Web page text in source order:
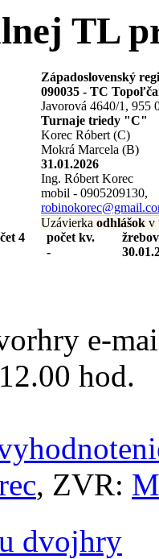
TL
Západoslovenský
090035 - TC
Javorová 4640/1, 955
Turnaje triedy "C"
Korec Róbert (C)
Mokrá Marcela (B)
31.01.2026
Ing. Róbert Korec
mobil - 0905209130,
Uzávierka odhlášok v
4 počet kv.
-
e-
hod.
, ZVR:
dvojhry